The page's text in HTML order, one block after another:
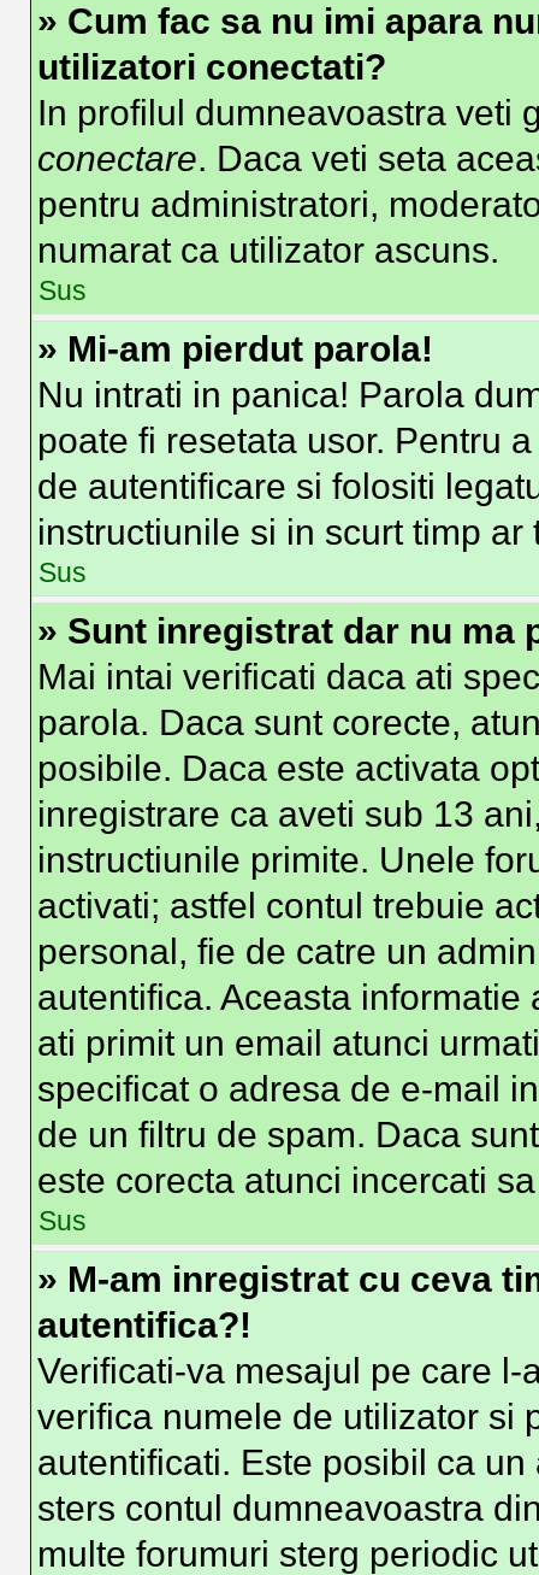
» Cum fac sa nu imi apara
utilizatori conectati?
In profilul dumneavoastra veti
conectare. Daca veti seta
pentru administratori,
numarat ca utilizator ascuns.
Sus
» Mi-am pierdut parola!
Nu intrati in panica! Parola
poate fi resetata usor. Pentru
de autentificare si folositi
instructiunile si in scurt timp
Sus
» Sunt inregistrat dar nu ma
Mai intai verificati daca ati
parola. Daca sunt corecte,
posibile. Daca este activata
inregistrare ca aveti sub 13
instructiunile primite. Unele
activati; astfel contul trebuie
personal, fie de catre un
autentifica. Aceasta
ati primit un email atunci
specificat o adresa de e-mail
de un filtru de spam. Daca
este corecta atunci incercati
Sus
» M-am inregistrat cu ceva
autentifica?!
Verificati-va mesajul pe care
verifica numele de utilizator si
autentificati. Este posibil ca
sters contul dumneavoastra
multe forumuri sterg periodic